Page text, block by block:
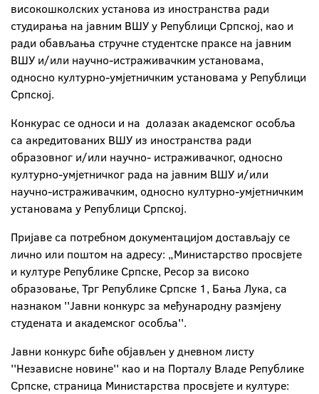
високошколских установа из иностранства ради
студирања на јавним ВШУ у Републици Српској, као и
ради обављања стручне студентске праксе на јавним
ВШУ и/или научно-истраживачким установама,
односно културно-умјетничким установама у Републици
Српској.
Конкурас се односи и на долазак академског особља
са акредитованих ВШУ из иностранства ради
образовног и/или научно- истраживачког, односно
културно-умјетничког рада на јавним ВШУ и/или
научно-истраживачким, односно културно-умјетничким
установама у Републици Српској.
Пријаве са потребном документацијом достављају се
лично или поштом на адресу: „Министарство просвјете
и културе Републике Српске, Ресор за високо
образовање, Трг Републике Српске 1, Бања Лука, са
назнаком ''Јавни конкурс за међународну размјену
студената и академског особља''.
Јавни конкурс биће објављен у дневном листу
''Независне новине'' као и на Порталу Владе Републике
Српске, страница Министарства просвјете и културе: